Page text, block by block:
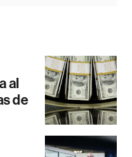
al
de